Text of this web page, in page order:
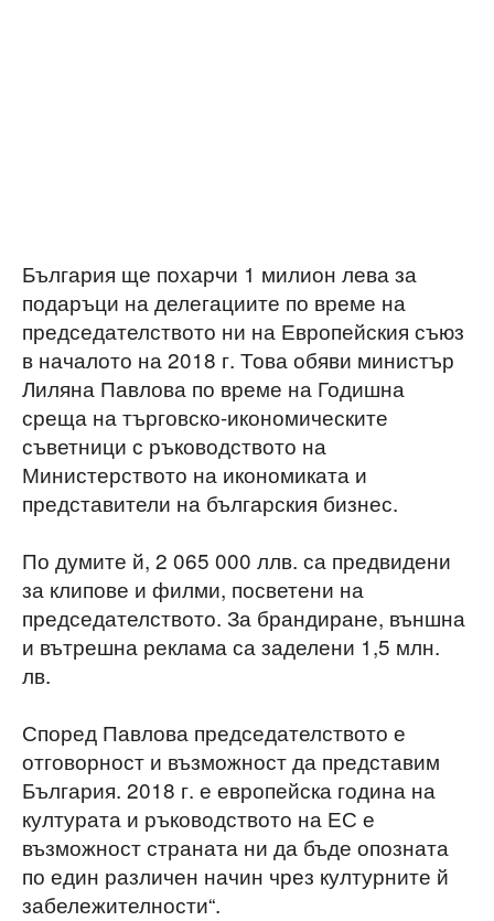
България ще похарчи 1 милион лева за
подаръци на делегациите по време на
председателството ни на Европейския съюз
в началото на 2018 г. Това обяви министър
Лиляна Павлова по време на Годишна
среща на търговско-икономическите
съветници с ръководството на
Министерството на икономиката и
представители на българския бизнес.
По думите й, 2 065 000 ллв. са предвидени
за клипове и филми, посветени на
председателството. За брандиране, външна
и вътрешна реклама са заделени 1,5 млн.
лв.
Според Павлова председателството е
отговорност и възможност да представим
България. 2018 г. е европейска година на
културата и ръководството на ЕС е
възможност страната ни да бъде опозната
по един различен начин чрез културните й
забележителности“.